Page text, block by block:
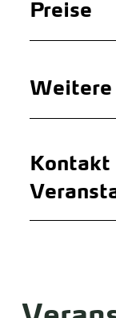
Preise
Weitere
Kontakt